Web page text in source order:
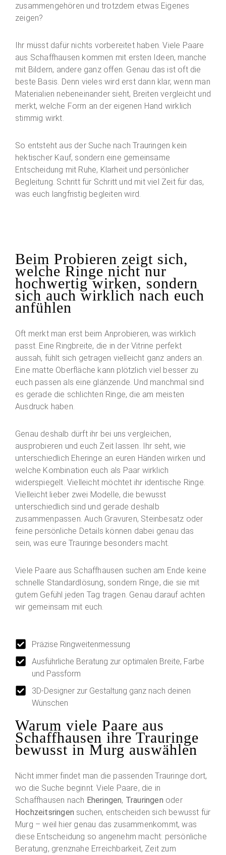
zusammengehören und trotzdem etwas Eigenes
zeigen?
Ihr müsst dafür nichts vorbereitet haben. Viele Paare
aus Schaffhausen kommen mit ersten Ideen, manche
mit Bildern, andere ganz offen. Genau das ist oft die
beste Basis. Denn vieles wird erst dann klar, wenn man
Materialien nebeneinander sieht, Breiten vergleicht und
merkt, welche Form an der eigenen Hand wirklich
stimmig wirkt.
So entsteht aus der Suche nach Trauringen kein
hektischer Kauf, sondern eine gemeinsame
Entscheidung mit Ruhe, Klarheit und persönlicher
Begleitung. Schritt für Schritt und mit viel Zeit für das,
was euch langfristig begleiten wird.
Beim Probieren zeigt sich,
welche Ringe nicht nur
hochwertig wirken, sondern
sich auch wirklich nach euch
anfühlen
Oft merkt man erst beim Anprobieren, was wirklich
passt. Eine Ringbreite, die in der Vitrine perfekt
aussah, fühlt sich getragen vielleicht ganz anders an.
Eine matte Oberfläche kann plötzlich viel besser zu
euch passen als eine glänzende. Und manchmal sind
es gerade die schlichten Ringe, die am meisten
Ausdruck haben.
Genau deshalb dürft ihr bei uns vergleichen,
ausprobieren und euch Zeit lassen. Ihr seht, wie
unterschiedlich Eheringe an euren Händen wirken und
welche Kombination euch als Paar wirklich
widerspiegelt. Vielleicht möchtet ihr identische Ringe.
Vielleicht lieber zwei Modelle, die bewusst
unterschiedlich sind und gerade deshalb
zusammenpassen. Auch Gravuren, Steinbesatz oder
feine persönliche Details können dabei genau das
sein, was eure Trauringe besonders macht.
Viele Paare aus Schaffhausen suchen am Ende keine
schnelle Standardlösung, sondern Ringe, die sie mit
gutem Gefühl jeden Tag tragen. Genau darauf achten
wir gemeinsam mit euch.
Präzise Ringweitenmessung
Ausführliche Beratung zur optimalen Breite, Farbe
und Passform
3D-Designer zur Gestaltung ganz nach deinen
Wünschen
Warum viele Paare aus
Schaffhausen ihre Trauringe
bewusst in Murg auswählen
Nicht immer findet man die passenden Trauringe dort,
wo die Suche beginnt. Viele Paare, die in
Schaffhausen nach Eheringen, Trauringen oder
Hochzeitsringen suchen, entscheiden sich bewusst für
Murg – weil hier genau das zusammenkommt, was
diese Entscheidung so angenehm macht: persönliche
Beratung, grenznahe Erreichbarkeit, Zeit zum